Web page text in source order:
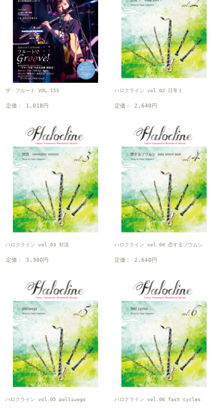
ザ・フルート VOL.153
定価： 1,018円
ハロクライン vol.02 日常１
定価： 2,640円
ハロクライン vol.03 対流
定価： 3,300円
ハロクライン vol.04 恋するゾウムシ
定価： 2,640円
ハロクライン vol.05 polliwogs ハロクライン vol.06 fast cycles